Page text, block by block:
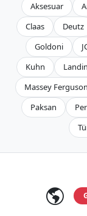
Aksesuar
Claas
Deutz
Goldoni
Kuhn
Massey Ferguson
Paksan